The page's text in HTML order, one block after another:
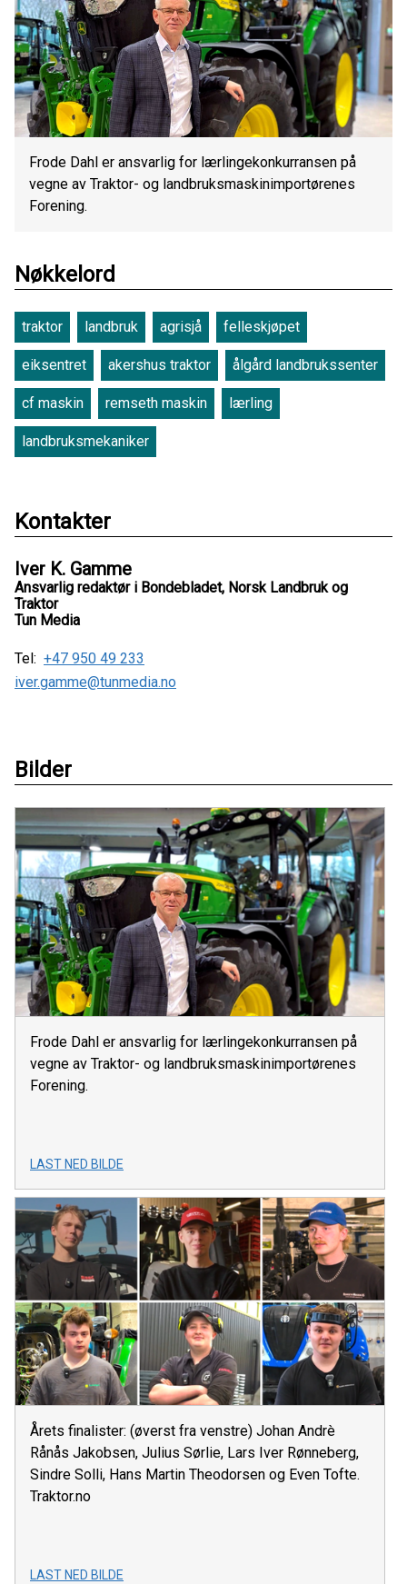
Frode Dahl er ansvarlig for lærlingekonkurransen på
vegne av Traktor- og landbruksmaskinimportørenes
Forening.
Nøkkelord
traktor landbruk agrisjå felleskjøpet
eiksentret akershus traktor ålgård landbrukssenter
cf maskin remseth maskin lærling
landbruksmekaniker
Kontakter
Iver K. Gamme
Ansvarlig redaktør i Bondebladet, Norsk Landbruk og
Traktor
Tun Media
Tel: +47 950 49 233
iver.gamme@tunmedia.no
Bilder
Frode Dahl er ansvarlig for lærlingekonkurransen på
vegne av Traktor- og landbruksmaskinimportørenes
Forening.
LAST NED BILDE
Årets finalister: (øverst fra venstre) Johan Andrè
Rånås Jakobsen, Julius Sørlie, Lars Iver Rønneberg,
Sindre Solli, Hans Martin Theodorsen og Even Tofte.
Traktor.no
LAST NED BILDE